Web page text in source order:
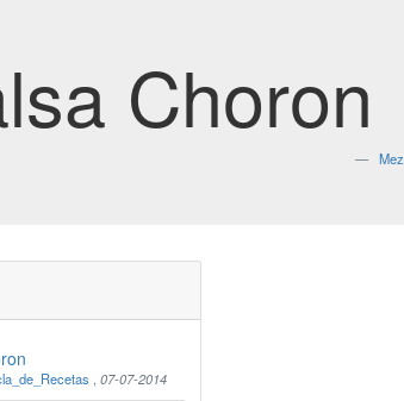
Choron
,07-07-2014